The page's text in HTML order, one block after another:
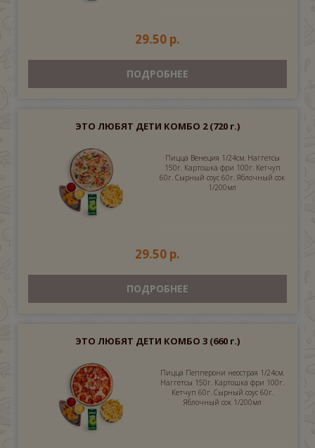
29.50 р.
ПОДРОБНЕЕ
ЭТО ЛЮБЯТ ДЕТИ КОМБО 2(720 г.)
Пицца Венеция 1/24см. Наггетсы
150г. Картошка фри 100г. Кетчуп
60г. Сырный соус 60г. Яблочный сок
1/200мл
29.50 р.
ПОДРОБНЕЕ
ЭТО ЛЮБЯТ ДЕТИ КОМБО 3 (660 г.)
Пицца Пепперони неострая 1/24см.
Наггетсы 150г. Картошка фри 100г.
Кетчуп 60г. Сырный соус 60г.
Яблочный сок 1/200мл